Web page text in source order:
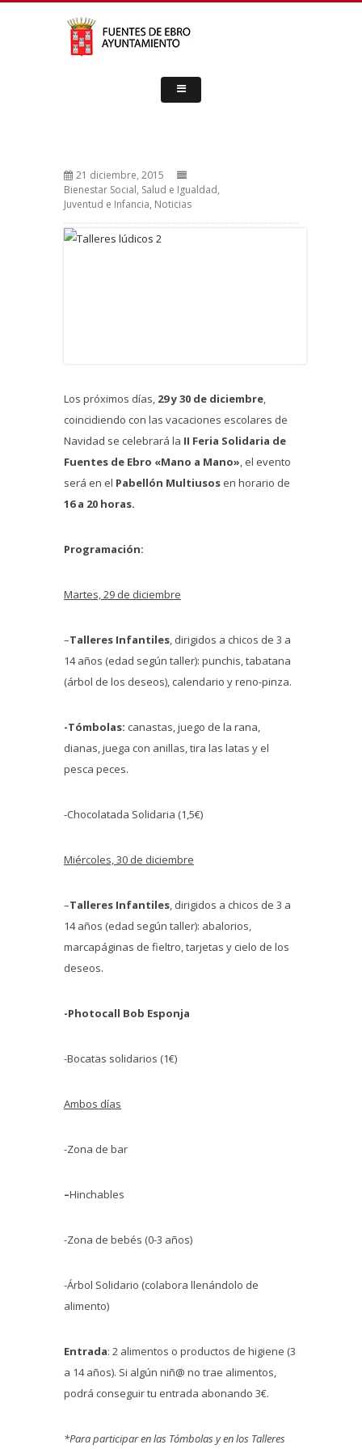
21 diciembre, 2015
Bienestar Social, Salud e Igualdad,
Juventud e Infancia, Noticias
Los próximos días, 29 y 30 de diciembre,
coincidiendo con las vacaciones escolares de
Navidad se celebrará la II Feria Solidaria de
Fuentes de Ebro «Mano a Mano», el evento
será en el Pabellón Multiusos en horario de
16 a 20 horas.
Programación:
Martes, 29 de diciembre
–Talleres Infantiles, dirigidos a chicos de 3 a
14 años (edad según taller): punchis, tabatana
(árbol de los deseos), calendario y reno-pinza.
-Tómbolas: canastas, juego de la rana,
dianas, juega con anillas, tira las latas y el
pesca peces.
-Chocolatada Solidaria (1,5€)
Miércoles, 30 de diciembre
–Talleres Infantiles, dirigidos a chicos de 3 a
14 años (edad según taller): abalorios,
marcapáginas de fieltro, tarjetas y cielo de los
deseos.
-Photocall Bob Esponja
-Bocatas solidarios (1€)
Ambos días
-Zona de bar
–Hinchables
-Zona de bebés (0-3 años)
-Árbol Solidario (colabora llenándolo de
alimento)
Entrada: 2 alimentos o productos de higiene (3
a 14 años). Si algún niñ@ no trae alimentos,
podrá conseguir tu entrada abonando 3€.
*Para participar en las Tómbolas y en los Talleres